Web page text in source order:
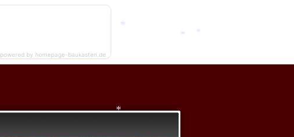
powered by homepage-baukasten.de
*
*